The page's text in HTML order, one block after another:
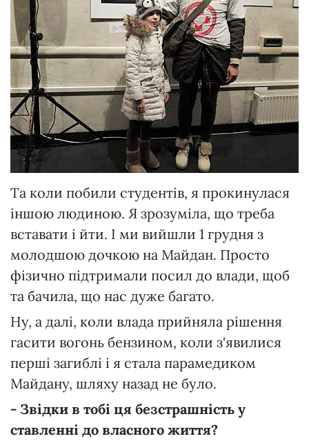
Та коли побили студентів, я прокинулася
іншою людиною. Я зрозуміла, що треба
вставати і йти. І ми вийшли 1 грудня з
молодшою дочкою на Майдан. Просто
фізично підтримали посил до влади, щоб
та бачила, що нас дуже багато.
Ну, а далі, коли влада прийняла рішення
гасити вогонь бензином, коли з'явилися
перші загиблі і я стала парамедиком
Майдану, шляху назад не було.
- Звідки в тобі ця безстрашність у
ставленні до власного життя?